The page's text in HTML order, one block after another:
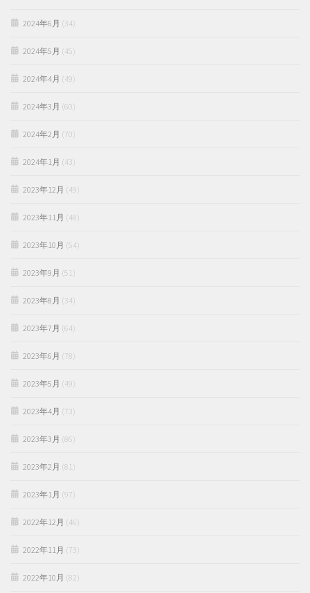
2024年6月 (34)
2024年5月 (45)
2024年4月 (49)
2024年3月 (60)
2024年2月 (70)
2024年1月 (43)
2023年12月 (49)
2023年11月 (48)
2023年10月 (54)
2023年9月 (51)
2023年8月 (34)
2023年7月 (64)
2023年6月 (78)
2023年5月 (49)
2023年4月 (73)
2023年3月 (86)
2023年2月 (81)
2023年1月 (97)
2022年12月 (46)
2022年11月 (73)
2022年10月 (82)